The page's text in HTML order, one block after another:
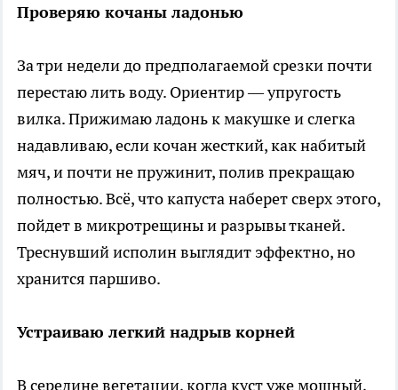
Проверяю кочаны ладонью
За три недели до предполагаемой срезки почти
перестаю лить воду. Ориентир — упругость
вилка. Прижимаю ладонь к макушке и слегка
надавливаю, если кочан жесткий, как набитый
мяч, и почти не пружинит, полив прекращаю
полностью. Всё, что капуста наберет сверх этого,
пойдет в микротрещины и разрывы тканей.
Треснувший исполин выглядит эффектно, но
хранится паршиво.
Устраиваю легкий надрыв корней
В середине вегетации, когда куст уже мощный,